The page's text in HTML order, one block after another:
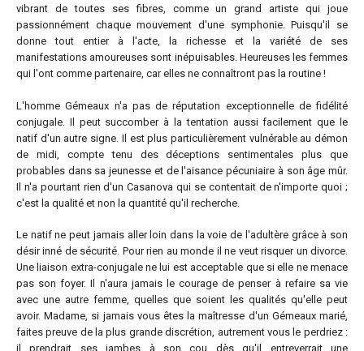
vibrant de toutes ses fibres, comme un grand artiste qui joue
passionnément chaque mouvement d'une symphonie. Puisqu'il se
donne tout entier à l'acte, la richesse et la variété de ses
manifestations amoureuses sont inépuisables. Heureuses les femmes
qui l'ont comme partenaire, car elles ne connaîtront pas la routine !
L'homme Gémeaux n'a pas de réputation exceptionnelle de fidélité
conjugale. Il peut succomber à la tentation aussi facilement que le
natif d'un autre signe. Il est plus particulièrement vulnérable au démon
de midi, compte tenu des déceptions sentimentales plus que
probables dans sa jeunesse et de l'aisance pécuniaire à son âge mûr.
Il n'a pourtant rien d'un Casanova qui se contentait de n'importe quoi ;
c'est la qualité et non la quantité qu'il recherche.
Le natif ne peut jamais aller loin dans la voie de l'adultère grâce à son
désir inné de sécurité. Pour rien au monde il ne veut risquer un divorce.
Une liaison extra-conjugale ne lui est acceptable que si elle ne menace
pas son foyer. Il n'aura jamais le courage de penser à refaire sa vie
avec une autre femme, quelles que soient les qualités qu'elle peut
avoir. Madame, si jamais vous êtes la maîtresse d'un Gémeaux marié,
faites preuve de la plus grande discrétion, autrement vous le perdriez :
il prendrait ses jambes à son cou dès qu'il entreverrait une